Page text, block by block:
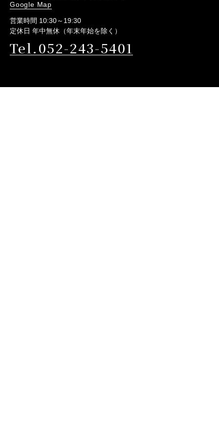
Google Map
営業時間 10:30～19:30
定休日 年中無休（年末年始を除く）
Tel.052-243-5401